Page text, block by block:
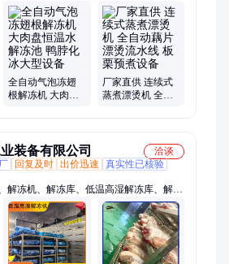
杀菌设备、气泡清洗机、冰水冷却机、烘
水机、提升机
全自动气泡冻翅
根解冻机 大肉盘
厂家直供 连续式
蒸煮漂烫机 全自
装备有限公司
洽谈
回复及时 出价迅速
真实性已核验
解冻机、解冻库、低温高湿解冻库、解冻
酮体解冻机、牛羊肉缓化设备、缓化机、